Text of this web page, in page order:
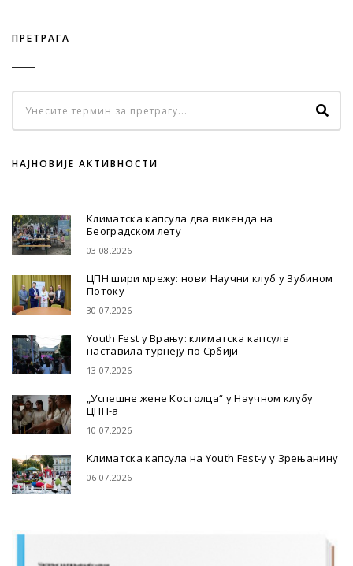
ПРЕТРАГА
НАЈНОВИЈЕ АКТИВНОСТИ
Климатска капсула два викенда на
Београдском лету
03.08.2026
ЦПН шири мрежу: нови Научни клуб у Зубином
Потоку
30.07.2026
Youth Fest у Врању: климатска капсула
наставила турнеју по Србији
13.07.2026
„Успешне жене Костолца“ у Научном клубу
ЦПН-а
10.07.2026
Климатска капсула на Youth Fest-у у Зрењанину
06.07.2026